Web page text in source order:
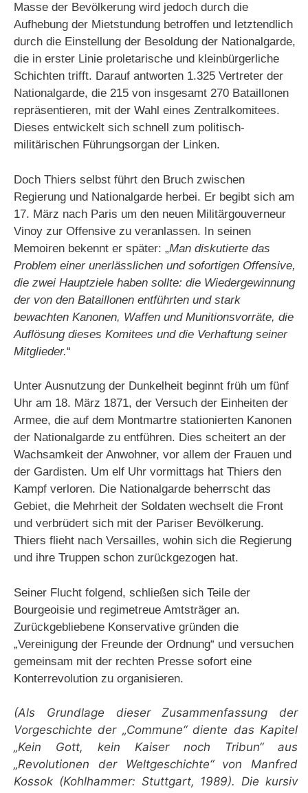
Masse der Bevölkerung wird jedoch durch die
Aufhebung der Mietstundung betroffen und letztendlich
durch die Einstellung der Besoldung der Nationalgarde,
die in erster Linie proletarische und kleinbürgerliche
Schichten trifft. Darauf antworten 1.325 Vertreter der
Nationalgarde, die 215 von insgesamt 270 Bataillonen
repräsentieren, mit der Wahl eines Zentralkomitees.
Dieses entwickelt sich schnell zum politisch-
militärischen Führungsorgan der Linken.
Doch Thiers selbst führt den Bruch zwischen
Regierung und Nationalgarde herbei. Er begibt sich am
17. März nach Paris um den neuen Militärgouverneur
Vinoy zur Offensive zu veranlassen. In seinen
Memoiren bekennt er später: „Man diskutierte das
Problem einer unerlässlichen und sofortigen Offensive,
die zwei Hauptziele haben sollte: die Wiedergewinnung
der von den Bataillonen entführten und stark
bewachten Kanonen, Waffen und Munitionsvorräte, die
Auflösung dieses Komitees und die Verhaftung seiner
Mitglieder.“
Unter Ausnutzung der Dunkelheit beginnt früh um fünf
Uhr am 18. März 1871, der Versuch der Einheiten der
Armee, die auf dem Montmartre stationierten Kanonen
der Nationalgarde zu entführen. Dies scheitert an der
Wachsamkeit der Anwohner, vor allem der Frauen und
der Gardisten. Um elf Uhr vormittags hat Thiers den
Kampf verloren. Die Nationalgarde beherrscht das
Gebiet, die Mehrheit der Soldaten wechselt die Front
und verbrüdert sich mit der Pariser Bevölkerung.
Thiers flieht nach Versailles, wohin sich die Regierung
und ihre Truppen schon zurückgezogen hat.
Seiner Flucht folgend, schließen sich Teile der
Bourgeoisie und regimetreue Amtsträger an.
Zurückgebliebene Konservative gründen die
„Vereinigung der Freunde der Ordnung“ und versuchen
gemeinsam mit der rechten Presse sofort eine
Konterrevolution zu organisieren.
(Als Grundlage dieser Zusammenfassung der
Vorgeschichte der „Commune“ diente das Kapitel
„Kein Gott, kein Kaiser noch Tribun“ aus
„Revolutionen der Weltgeschichte“ von Manfred
Kossok (Kohlhammer: Stuttgart, 1989). Die kursiv